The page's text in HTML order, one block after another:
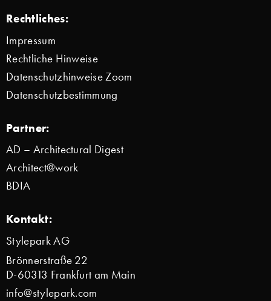
Rechtliches:
Impressum
Rechtliche Hinweise
Datenschutzhinweise Zoom
Datenschutzbestimmung
Partner:
AD – Architectural Digest
Architect@work
BDIA
Kontakt:
Stylepark AG
Brönnerstraße 22
D-60313 Frankfurt am Main
info@stylepark.com